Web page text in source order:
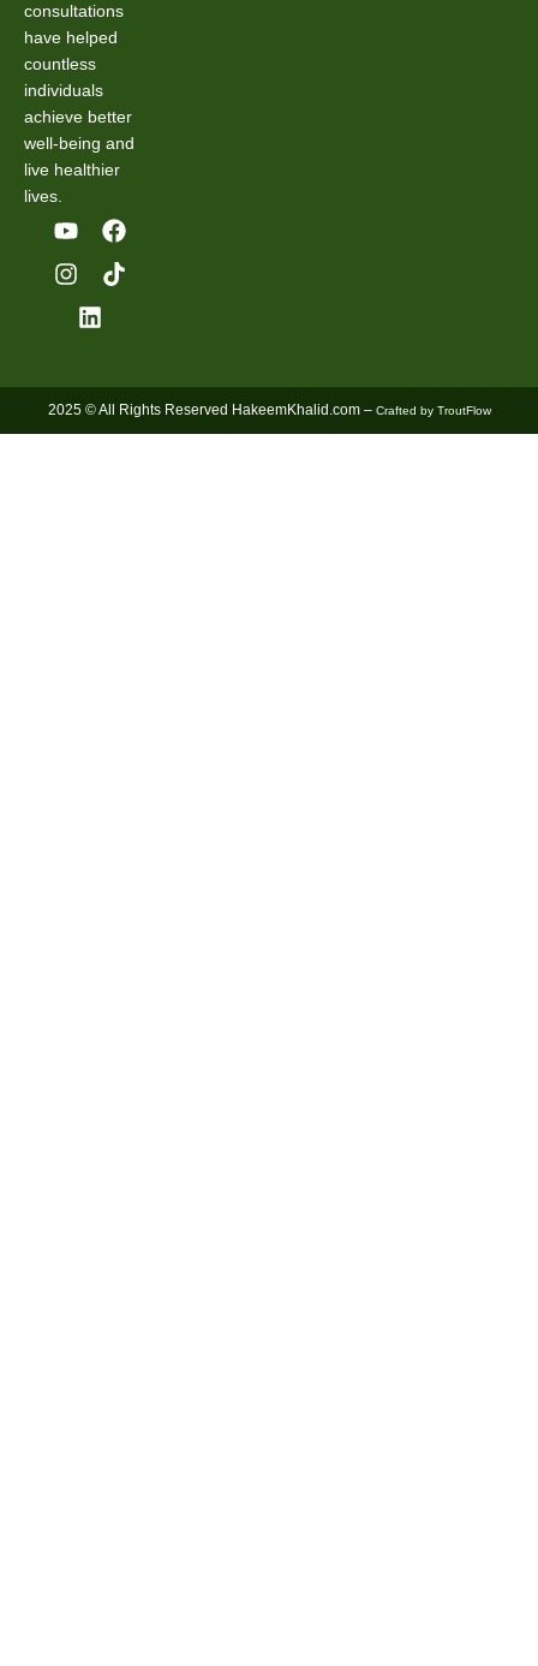
consultations
have helped
countless
individuals
achieve better
well-being and
live healthier
lives.
2025 © All Rights Reserved HakeemKhalid.com – Crafted by TroutFlow